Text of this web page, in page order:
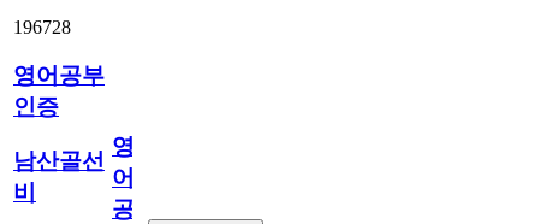
196728
영어공부
인증
남산골선
비
영
어
공